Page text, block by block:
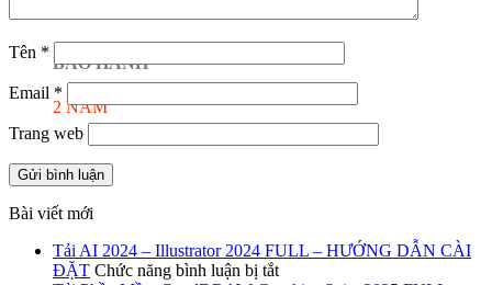
BẢO HÀNH
2 NĂM
Tên *
Email *
Trang web
Bài viết mới
Tải AI 2024 – Illustrator 2024 FULL – HƯỚNG DẪN CÀI
ĐẶT Chức năng bình luận bị tắtở